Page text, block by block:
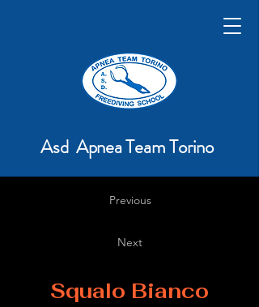
Asd Apnea Team Torino
Previous
Next
Squalo Bianco